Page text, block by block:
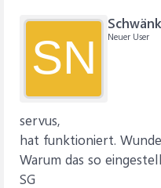
SN Neuer User
servus,
hat funktioniert.
Warum das so
SG